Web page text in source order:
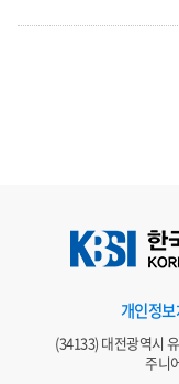
개인정
(34133) 대전광역시
주니